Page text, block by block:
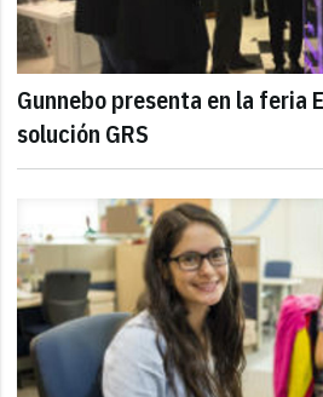
Gunnebo presenta en la feria
solución GRS